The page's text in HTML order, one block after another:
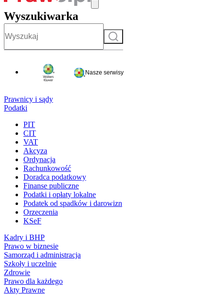
Wyszukiwarka
Szukaj
Nasze serwisy
Prawnicy i sądy
Podatki
PIT
CIT
VAT
Akcyza
Ordynacja
Rachunkowość
Doradca podatkowy
Finanse publiczne
Podatki i opłaty lokalne
Podatek od spadków i darowizn
Orzeczenia
KSeF
Kadry i BHP
Prawo w biznesie
Samorząd i administracja
Szkoły i uczelnie
Zdrowie
Prawo dla każdego
Akty Prawne